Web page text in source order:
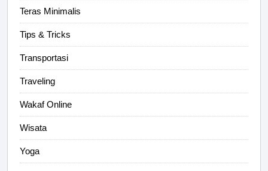
Teras Minimalis
Tips & Tricks
Transportasi
Traveling
Wakaf Online
Wisata
Yoga